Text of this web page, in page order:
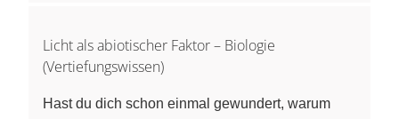
Licht als abiotischer Faktor – Biologie
(Vertiefungswissen)
Hast du dich schon einmal gewundert, warum